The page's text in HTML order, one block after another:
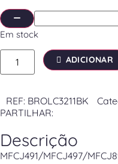
Em stock
ADICIONAR
REF: BROLC3211BK
PARTILHAR:
Descrição
MFCJ491/MFCJ497/